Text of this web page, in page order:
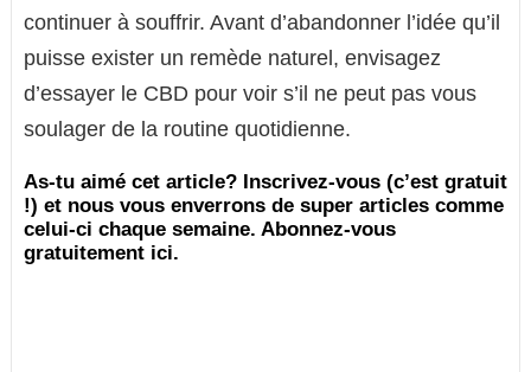
continuer à souffrir. Avant d’abandonner l’idée qu’il
puisse exister un remède naturel, envisagez
d’essayer le CBD pour voir s’il ne peut pas vous
soulager de la routine quotidienne.
As-tu aimé cet article? Inscrivez-vous (c’est gratuit
!) et nous vous enverrons de super articles comme
celui-ci chaque semaine. Abonnez-vous
gratuitement ici.